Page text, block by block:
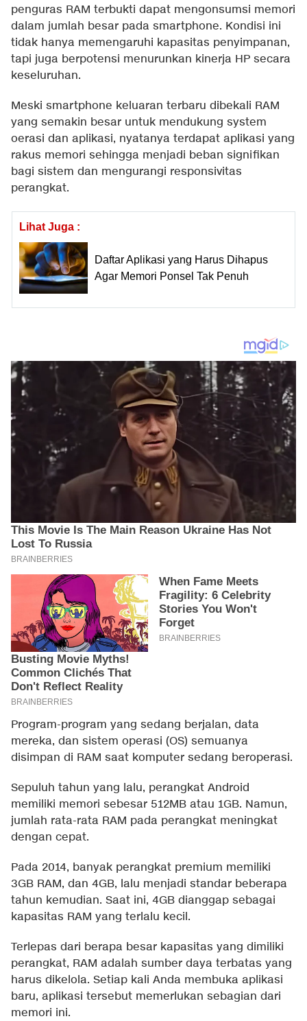
penguras RAM terbukti dapat mengonsumsi memori
dalam jumlah besar pada smartphone. Kondisi ini
tidak hanya memengaruhi kapasitas penyimpanan,
tapi juga berpotensi menurunkan kinerja HP secara
keseluruhan.
Meski smartphone keluaran terbaru dibekali RAM
yang semakin besar untuk mendukung system
oerasi dan aplikasi, nyatanya terdapat aplikasi yang
rakus memori sehingga menjadi beban signifikan
bagi sistem dan mengurangi responsivitas
perangkat.
Lihat Juga :
Daftar Aplikasi yang Harus Dihapus
Agar Memori Ponsel Tak Penuh
Program-program yang sedang berjalan, data
mereka, dan sistem operasi (OS) semuanya
disimpan di RAM saat komputer sedang beroperasi.
Sepuluh tahun yang lalu, perangkat Android
memiliki memori sebesar 512MB atau 1GB. Namun,
jumlah rata-rata RAM pada perangkat meningkat
dengan cepat.
Pada 2014, banyak perangkat premium memiliki
3GB RAM, dan 4GB, lalu menjadi standar beberapa
tahun kemudian. Saat ini, 4GB dianggap sebagai
kapasitas RAM yang terlalu kecil.
Terlepas dari berapa besar kapasitas yang dimiliki
perangkat, RAM adalah sumber daya terbatas yang
harus dikelola. Setiap kali Anda membuka aplikasi
baru, aplikasi tersebut memerlukan sebagian dari
memori ini.